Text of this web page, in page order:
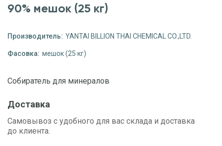
90% мешок (25 кг)
Производитель: YANTAI BILLION THAI CHEMICAL CO.,LTD.
Фасовка: мешок (25 кг)
Собиратель для минералов
Доставка
Самовывоз с удобного для вас склада и доставка
до клиента.